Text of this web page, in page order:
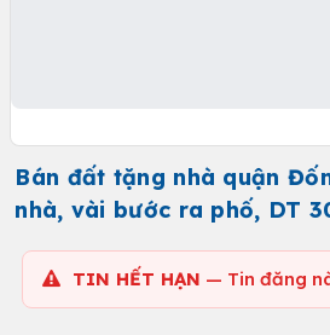
Bán đất tặng nhà quận
nhà, vài bước ra phố, DT
TIN HẾT HẠN — Tin đăng